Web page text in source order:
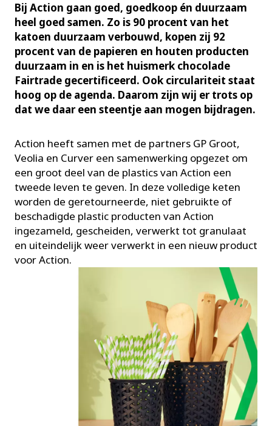
Bij Action gaan goed, goedkoop én duurzaam
heel goed samen. Zo is 90 procent van het
katoen duurzaam verbouwd, kopen zij 92
procent van de papieren en houten producten
duurzaam in en is het huismerk chocolade
Fairtrade gecertificeerd. Ook circulariteit staat
hoog op de agenda. Daarom zijn wij er trots op
dat we daar een steentje aan mogen bijdragen.
Action heeft samen met de partners GP Groot,
Veolia en Curver een samenwerking opgezet om
een groot deel van de plastics van Action een
tweede leven te geven. In deze volledige keten
worden de geretourneerde, niet gebruikte of
beschadigde plastic producten van Action
ingezameld, gescheiden, verwerkt tot granulaat
en uiteindelijk weer verwerkt in een nieuw product
voor Action.